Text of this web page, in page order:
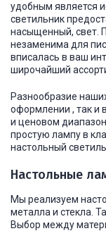
удобным является
светильник
насыщенный, свет.
незаменима для
вписалась в ваш
широчайший
Разнообразие
оформлении , так и
и ценовом
простую лампу в
настольный
Настольные
Мы реализуем
металла и стекла.
Выбор между